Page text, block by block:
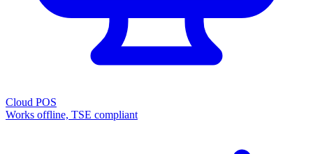
Cloud POS
Works offline, TSE compliant